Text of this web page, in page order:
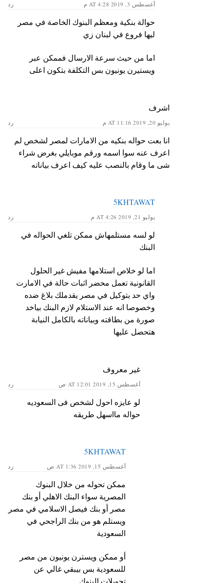
أغسطس 3, 2019 AT 4:28 م رد
حوالة بنكية ومعظم البنوك الخاصة في مصر
ليها فروع في لبنان زي
اما من حيث سرعة الارسال فممكن عبر
ويستيرن يونيون بس التكلفة بتكون اعلى
اشرف
يوليو 20, 2019 AT 11:16 م رد
انا بعت حواله بنكيه من الامارات لمصر لشخص لم
اعرف عنه سوا اسمه ورقم موبايلي بغرض شراء
شى ما وقام بالنصب عليه كيف اعرف بياناته
5KHTAWAT
يوليو 21, 2019 AT 4:26 م رد
لو لسه مستلمهاش ممكن تلغي الحواله في
البنك
اما لو خلاص استلامها مفيش غير الحلول
القانونية تعمل محضر اثبات حالة في الامارت
واي حد بتوكيل في مصر يقدملك بلاغ ضده
وخصوصا انه عند الاستلام لازم البنك بياخد
صورة من بطاقته وبياناته بالكامل النيابة
هتحصل عليها
غير معروف
أغسطس 15, 2019 AT 12:01 ص رد
لو عايزه احول لشخص فى السعوديه
حواله مااسهل طريقه
5KHTAWAT
أغسطس 15, 2019 AT 1:36 ص رد
ممكن تحوله من خلال البنوك
المصرية سواء البنك الاهلي أو بنك
مصر أو بنك فيصل الاسلامي في مصر
ويستلم هو من بنك الراجحي في
السعودية
أو ممكن ويسترن يونيون من مصر
للسعودية بس بيبقي غالي عن
تحويلات البنوك